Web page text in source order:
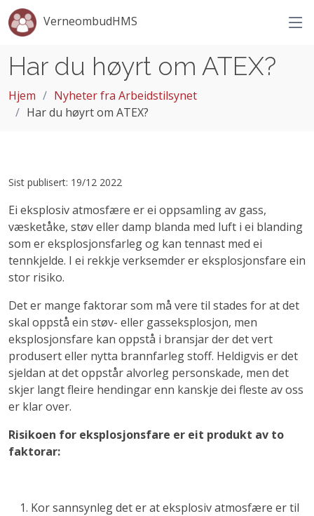
VerneombudHMS
Har du høyrt om ATEX?
Hjem
Nyheter fra Arbeidstilsynet
Har du høyrt om ATEX?
Sist publisert: 19/12 2022
Ei eksplosiv atmosfære er ei oppsamling av gass,
væsketåke, støv eller damp blanda med luft i ei blanding
som er eksplosjonsfarleg og kan tennast med ei
tennkjelde. I ei rekkje verksemder er eksplosjonsfare ein
stor risiko.
Det er mange faktorar som må vere til stades for at det
skal oppstå ein støv- eller gasseksplosjon, men
eksplosjonsfare kan oppstå i bransjar der det vert
produsert eller nytta brannfarleg stoff. Heldigvis er det
sjeldan at det oppstår alvorleg personskade, men det
skjer langt fleire hendingar enn kanskje dei fleste av oss
er klar over.
Risikoen for eksplosjonsfare er eit produkt av to
faktorar:
Kor sannsynleg det er at eksplosiv atmosfære er til